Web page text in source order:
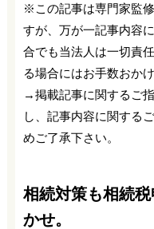
※この記事は専門家監
すが、万が一記事内容
合でも当法人は一切責
る場合にはお手数おか
→掲載記事に関するご
し、記事内容に関する
めご了承下さい。
相続対策も相続
かせ。